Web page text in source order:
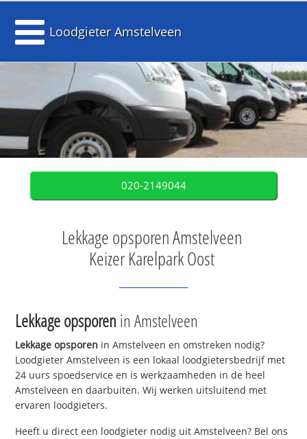
Loodgieter Amstelveen
020-2149044
Lekkage opsporen Amstelveen
Keizer Karelpark Oost
Lekkage opsporen in Amstelveen
Lekkage opsporen in Amstelveen en omstreken nodig?
Loodgieter Amstelveen is een lokaal loodgietersbedrijf met
24 uurs spoedservice en is werkzaamheden in de heel
Amstelveen en daarbuiten. Wij werken uitsluitend met
ervaren loodgieters.
Heeft u direct een loodgieter nodig uit Amstelveen? Bel ons